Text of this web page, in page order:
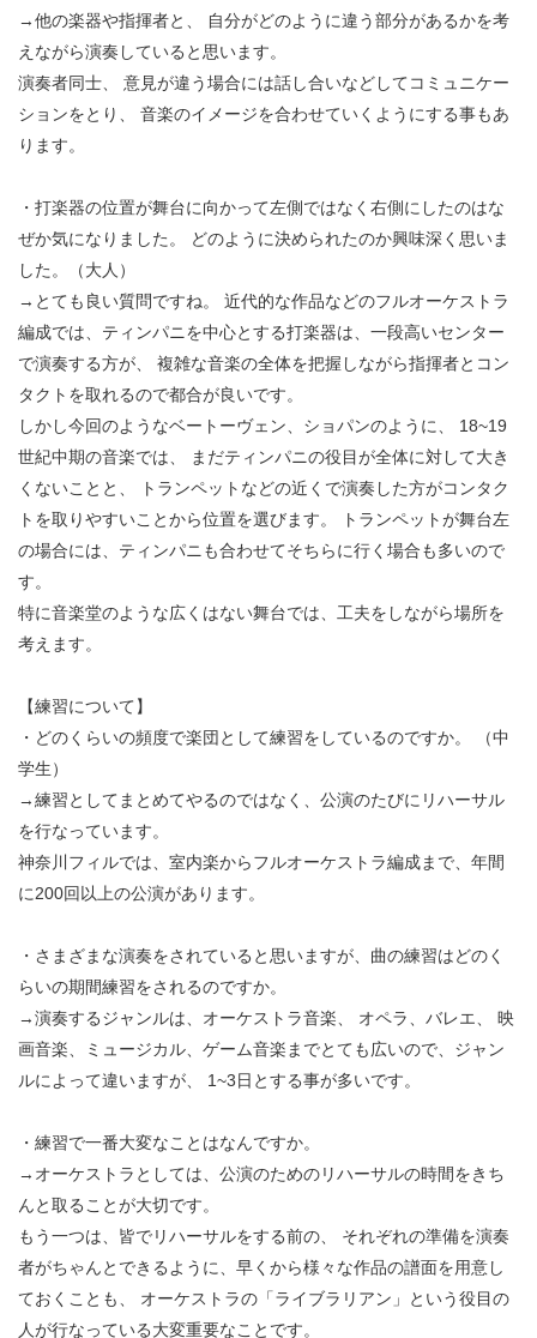
→他の楽器や指揮者と、 自分がどのように違う部分があるかを考
えながら演奏していると思います。
演奏者同士、 意見が違う場合には話し合いなどしてコミュニケー
ションをとり、 音楽のイメージを合わせていくようにする事もあ
ります。
・打楽器の位置が舞台に向かって左側ではなく右側にしたのはな
ぜか気になりました。 どのように決められたのか興味深く思いま
した。（大人）
→とても良い質問ですね。 近代的な作品などのフルオーケストラ
編成では、ティンパニを中心とする打楽器は、一段高いセンター
で演奏する方が、 複雑な音楽の全体を把握しながら指揮者とコン
タクトを取れるので都合が良いです。
しかし今回のようなベートーヴェン、ショパンのように、 18~19
世紀中期の音楽では、 まだティンパニの役目が全体に対して大き
くないことと、 トランペットなどの近くで演奏した方がコンタク
トを取りやすいことから位置を選びます。 トランペットが舞台左
の場合には、ティンパニも合わせてそちらに行く場合も多いので
す。
特に音楽堂のような広くはない舞台では、工夫をしながら場所を
考えます。
【練習について】
・どのくらいの頻度で楽団として練習をしているのですか。 （中
学生）
→練習としてまとめてやるのではなく、公演のたびにリハーサル
を行なっています。
神奈川フィルでは、室内楽からフルオーケストラ編成まで、年間
に200回以上の公演があります。
・さまざまな演奏をされていると思いますが、曲の練習はどのく
らいの期間練習をされるのですか。
→演奏するジャンルは、オーケストラ音楽、 オペラ、バレエ、 映
画音楽、ミュージカル、ゲーム音楽までとても広いので、ジャン
ルによって違いますが、 1~3日とする事が多いです。
・練習で一番大変なことはなんですか。
→オーケストラとしては、公演のためのリハーサルの時間をきち
んと取ることが大切です。
もう一つは、皆でリハーサルをする前の、 それぞれの準備を演奏
者がちゃんとできるように、早くから様々な作品の譜面を用意し
ておくことも、 オーケストラの「ライブラリアン」という役目の
人が行なっている大変重要なことです。